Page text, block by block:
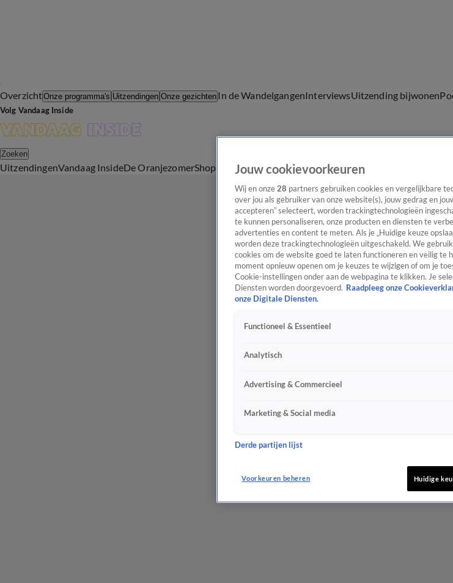
OverzichtOnze programma's Uitzendingen Onze gezichten In de WandelgangenInterviewsUitzending bijwonen
Volg Vandaag Inside
Zoeken
UitzendingenVandaag InsideDe OranjezomerShop Uitzending bijwonen
Jouw cookievoorkeuren
Wij en onze 28 partners gebruiken cookies en vergelijkbare
over jou als gebruiker van onze website(s), jouw gedrag en
accepteren” selecteert, worden trackingtechnologieën
te kunnen personaliseren, onze producten en diensten te
advertenties en content te meten. Als je „Huidige keuze
worden deze trackingtechnologieën uitgeschakeld. We
cookies om de website goed te laten functioneren en veilig te
moment opnieuw openen om je keuzes te wijzigen of om je
Cookie-instellingen onder aan de webpagina te klikken. Je
Diensten worden doorgevoerd. Raadpleeg onze
onze Digitale Diensten.
Functioneel & Essentieel
Analytisch
Advertising & Commercieel
Marketing & Social media
Derde partijen lijst
Voorkeuren beheren Huidige